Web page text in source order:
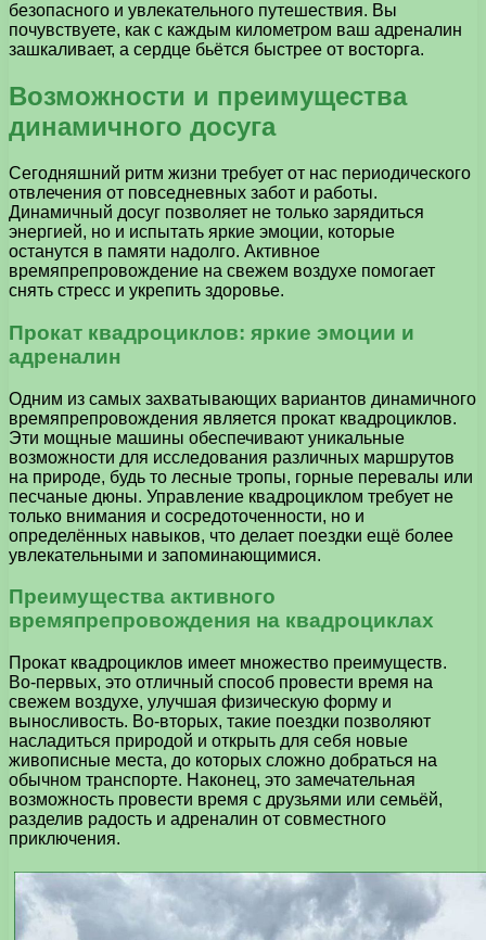
безопасного и увлекательного путешествия. Вы
почувствуете, как с каждым километром ваш адреналин
зашкаливает, а сердце бьётся быстрее от восторга.
Возможности и преимущества
динамичного досуга
Сегодняшний ритм жизни требует от нас периодического
отвлечения от повседневных забот и работы.
Динамичный досуг позволяет не только зарядиться
энергией, но и испытать яркие эмоции, которые
останутся в памяти надолго. Активное
времяпрепровождение на свежем воздухе помогает
снять стресс и укрепить здоровье.
Прокат квадроциклов: яркие эмоции и
адреналин
Одним из самых захватывающих вариантов динамичного
времяпрепровождения является прокат квадроциклов.
Эти мощные машины обеспечивают уникальные
возможности для исследования различных маршрутов
на природе, будь то лесные тропы, горные перевалы или
песчаные дюны. Управление квадроциклом требует не
только внимания и сосредоточенности, но и
определённых навыков, что делает поездки ещё более
увлекательными и запоминающимися.
Преимущества активного
времяпрепровождения на квадроциклах
Прокат квадроциклов имеет множество преимуществ.
Во-первых, это отличный способ провести время на
свежем воздухе, улучшая физическую форму и
выносливость. Во-вторых, такие поездки позволяют
насладиться природой и открыть для себя новые
живописные места, до которых сложно добраться на
обычном транспорте. Наконец, это замечательная
возможность провести время с друзьями или семьёй,
разделив радость и адреналин от совместного
приключения.